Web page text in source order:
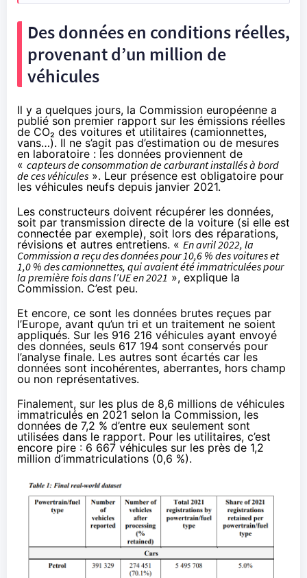
Des données en conditions réelles,
provenant d’un million de
véhicules
Il y a quelques jours, la Commission européenne a
publiéson premier rapport sur les émissions réelles
de CO₂ des voitures et utilitaires (camionnettes,
vans…). Il ne s’agit pas d’estimation ou de mesures
en laboratoire : les données proviennent de
« capteurs de consommation de carburant installés à bord
de ces véhicules ». Leur présence est obligatoire pour
les véhicules neufs depuis janvier 2021.
Les constructeurs doivent récupérer les données,
soit par transmission directe de la voiture (si elle est
connectée par exemple), soit lors des réparations,
révisions et autres entretiens. « En avril 2022, la
Commission a reçu des données pour 10,6 % des voitures et
1,0 % des camionnettes, qui avaient été immatriculées pour
la première fois dans l’UE en 2021 », explique la
Commission. C’est peu.
Et encore, ce sont les données brutes reçues par
l’Europe, avant qu’un tri et un traitement ne soient
appliqués. Sur les 916 216 véhicules ayant envoyé
des données, seuls 617 194 sont conservés pour
l’analyse finale. Les autres sont écartés car les
données sont incohérentes, aberrantes, hors champ
ou non représentatives.
Finalement, sur les plus de 8,6 millions de véhicules
immatriculés en 2021 selon la Commission, les
données de 7,2 % d’entre eux seulement sont
utilisées dans le rapport. Pour les utilitaires, c’est
encore pire : 6 667 véhicules sur les près de 1,2
million d’immatriculations (0,6 %).